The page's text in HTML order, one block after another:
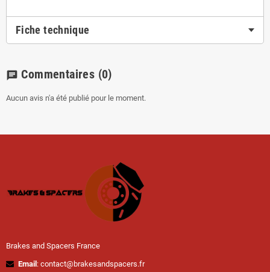
Fiche technique
chat Commentaires (0)
Aucun avis n'a été publié pour le moment.
Brakes and Spacers France
Email : contact@brakesandspacers.fr